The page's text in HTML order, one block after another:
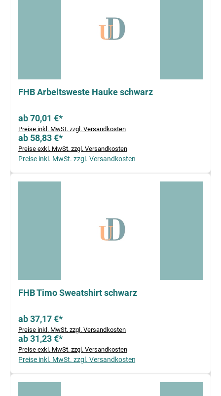
FHB Arbeitsweste Hauke schwarz
ab 70,01 €*
Preise inkl. MwSt. zzgl. Versandkosten
ab 58,83 €*
Preise exkl. MwSt. zzgl. Versandkosten
Preise inkl. MwSt. zzgl. Versandkosten
FHB Timo Sweatshirt schwarz
ab 37,17 €*
Preise inkl. MwSt. zzgl. Versandkosten
ab 31,23 €*
Preise exkl. MwSt. zzgl. Versandkosten
Preise inkl. MwSt. zzgl. Versandkosten